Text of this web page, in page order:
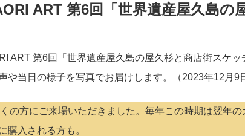
ART 第6回「世界遺産屋久島の
ART 第6回「世界遺産屋久島の屋久杉と商店街スケッ
や当日の様子を写真でお届けします。（2023年12月9
の方にご来場いただきました。毎年この時期は翌年
購入される方も。